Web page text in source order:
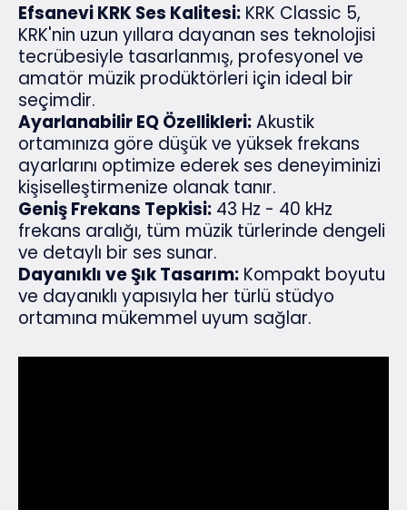
Efsanevi KRK Ses Kalitesi: KRK Classic 5,
KRK'nin uzun yıllara dayanan ses teknolojisi
tecrübesiyle tasarlanmış, profesyonel ve
amatör müzik prodüktörleri için ideal bir
seçimdir.
Ayarlanabilir EQ Özellikleri:Akustik
ortamınıza göre düşük ve yüksek frekans
ayarlarını optimize ederek ses deneyiminizi
kişiselleştirmenize olanak tanır.
Geniş Frekans Tepkisi: 43 Hz - 40 kHz
frekans aralığı, tüm müzik türlerinde dengeli
ve detaylı bir ses sunar.
Dayanıklı ve Şık Tasarım: Kompakt boyutu
ve dayanıklı yapısıyla her türlü stüdyo
ortamına mükemmel uyum sağlar.